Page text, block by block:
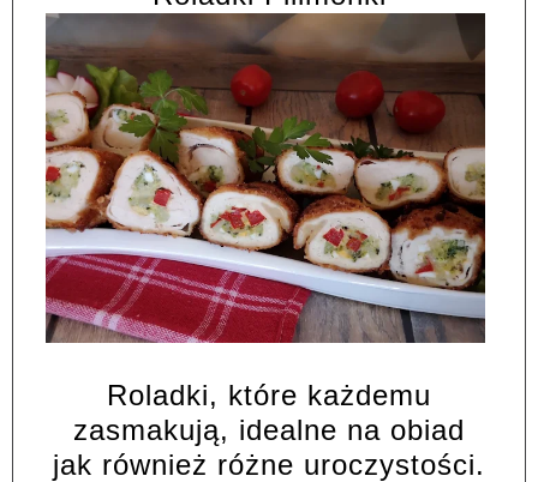
Roladki, które każdemu
zasmakują, idealne na obiad
jak również różne uroczystości.